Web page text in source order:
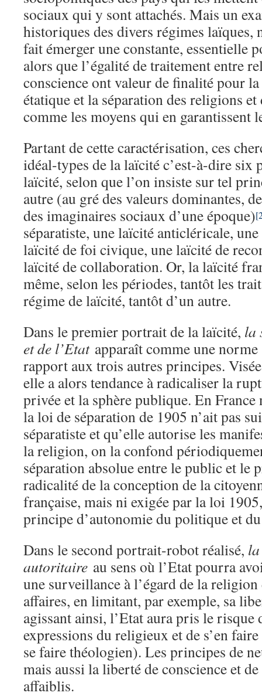
sociaux qui y sont attachés. Mais un
historiques des divers régimes laïques,
fait émerger une constante, essentielle
alors que l’égalité de traitement entre
conscience ont valeur de finalité pour
étatique et la séparation des religions et
comme les moyens qui en garantissent
Partant de cette caractérisation, ces
idéal-types de la laïcité c’est-à-dire six
laïcité, selon que l’on insiste sur tel
autre (au gré des valeurs dominantes,
des imaginaires sociaux d’une époque)
séparatiste, une laïcité anticléricale,
laïcité de foi civique, une laïcité de
laïcité de collaboration. Or, la laïcité
même, selon les périodes, tantôt les
régime de laïcité, tantôt d’un autre.
Dans le premier portrait de la laïcité, la
et de l’Etatapparaît comme une
rapport aux trois autres principes.
elle a alors tendance à radicaliser la
privée et la sphère publique. En
la loi de séparation de 1905 n’ait pas
séparatiste et qu’elle autorise les
la religion, on la confond
séparation absolue entre le public et le
radicalité de la conception de la
française, mais ni exigée par la loi
principe d’autonomie du politique et
Dans le second portrait-robot réalisé, la
autoritaire au sens où l’Etat pourra
une surveillance à l’égard de la religion
affaires, en limitant, par exemple, sa
agissant ainsi, l’Etat aura pris le risque
expressions du religieux et de s’en
se faire théologien). Les principes de
mais aussi la liberté de conscience et
affaiblis.